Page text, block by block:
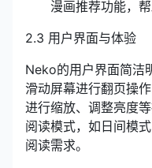
漫画推荐功能，
2.3 用户界面与体验
Neko的用户界面简洁
滑动屏幕进行翻页操
进行缩放、调整亮度
阅读模式，如日间模
阅读需求。